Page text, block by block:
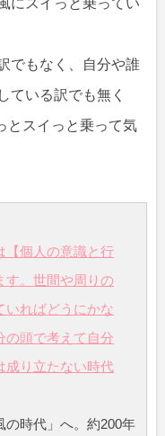
にスイっと乗ってい
でもなく、自分や誰
ている訳でも無く
とスイっと乗って気
【個人の意識と行
す。世間や周りの
いればどうにかな
の頭で考えて自分
成り立たない時代
の時代」へ。約200年